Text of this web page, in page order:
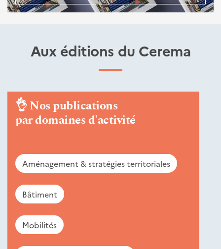
Aux éditions du Cerema
👌Nos publications
par domaines d'activité
Aménagement & stratégies territoriales
Bâtiment
Mobilités